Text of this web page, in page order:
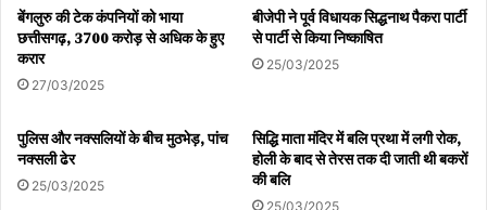
बेंगलुरु की टेक कंपनियों को भाया
छत्तीसगढ़, 3700 करोड़ से अधिक के हुए
करार
27/03/2025
बीजेपी ने पूर्व विधायक सिद्धनाथ पैकरा पार्टी
से पार्टी से किया निष्काषित
25/03/2025
पुलिस और नक्सलियों के बीच मुठभेड़, पांच
नक्सली ढेर
25/03/2025
सिद्धि माता मंदिर में बलि प्रथा में लगी रोक,
होली के बाद से तेरस तक दी जाती थी बकरों
की बलि
25/03/2025